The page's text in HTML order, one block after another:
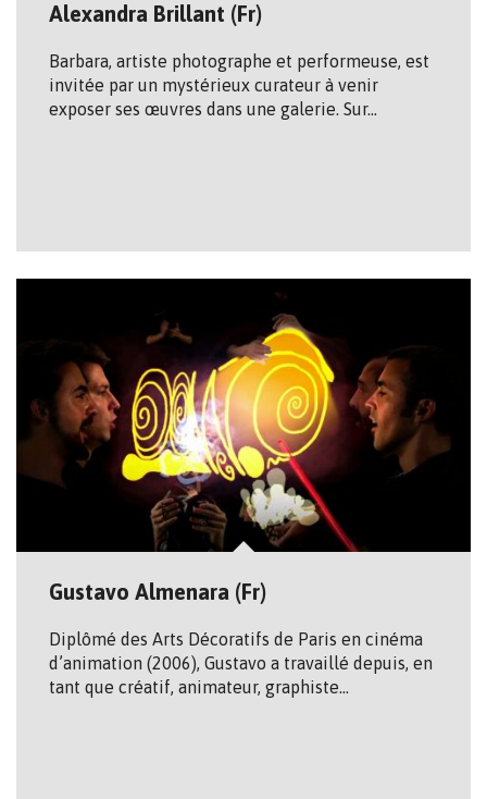
Alexandra Brillant (Fr)
Barbara, artiste photographe et performeuse, est
invitée par un mystérieux curateur à venir
exposer ses œuvres dans une galerie. Sur…
Gustavo Almenara (Fr)
Diplômé des Arts Décoratifs de Paris en cinéma
d’animation (2006), Gustavo a travaillé depuis, en
tant que créatif, animateur, graphiste…